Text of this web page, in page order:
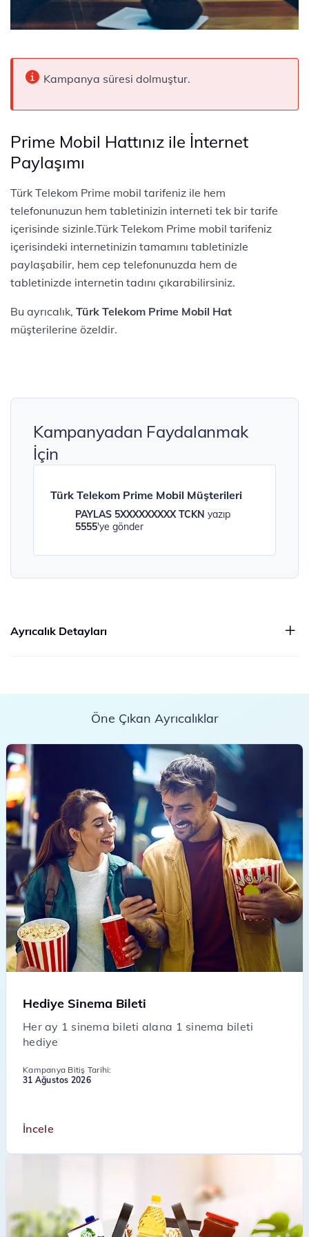
Kampanya süresi dolmuştur.
Prime Mobil Hattınız ile İnternet
Paylaşımı
Türk Telekom Prime mobil tarifeniz ile hem
telefonunuzun hem tabletinizin interneti tek bir tarife
içerisinde sizinle.Türk Telekom Prime mobil tarifeniz
içerisindeki internetinizin tamamını tabletinizle
paylaşabilir, hem cep telefonunuzda hem de
tabletinizde internetin tadını çıkarabilirsiniz.
Bu ayrıcalık, Türk Telekom Prime Mobil Hat
müşterilerine özeldir.
Kampanyadan Faydalanmak
İçin
Türk Telekom Prime Mobil Müşterileri
PAYLAS 5XXXXXXXXX TCKN yazıp
5555'ye gönder
Ayrıcalık Detayları
Öne Çıkan Ayrıcalıklar
Hediye Sinema Bileti
Her ay 1 sinema bileti alana 1 sinema bileti
hediye
Kampanya Bitiş Tarihi:
31 Ağustos 2026
İncele